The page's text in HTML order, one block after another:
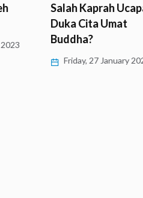
Salah Kaprah Ucapan
Duka Cita Umat
Buddha?
Friday, 27 January 2023